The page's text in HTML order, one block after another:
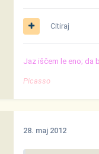
Citiraj
Jaz iščem le eno; da
Picasso
28. maj 2012